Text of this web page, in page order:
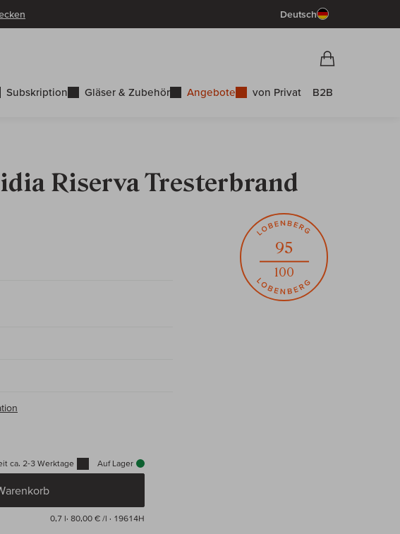
Deutsch
Subskription Gläser & Zubehör Angebote von Privat B2B
Riserva Tresterbrand
95
100
ca. 2-3 Werktage Auf Lager
0,7 l· 80,00 € /l · 19614H